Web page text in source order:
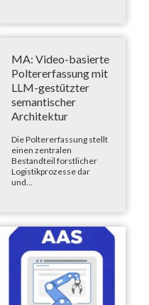
MA: Video-basierte
Poltererfassung mit
LLM-gestützter
semantischer
Architektur
Die Poltererfassung stellt
einen zentralen
Bestandteil forstlicher
Logistikprozesse dar
und...